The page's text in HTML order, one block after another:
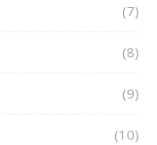
(7)
(8)
(9)
(10)